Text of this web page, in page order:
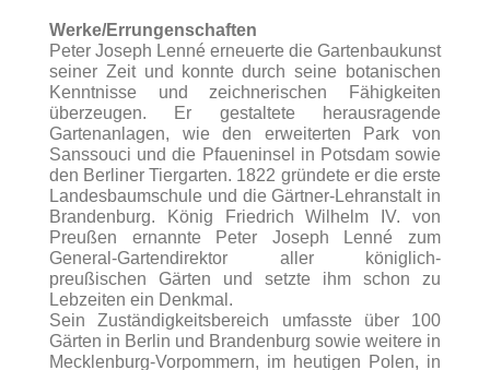
Werke/Errungenschaften
Peter Joseph Lenné erneuerte die Gartenbaukunst
seiner Zeit und
konnte durch seine botanischen
Kenntnisse und zeichnerischen Fähigkeiten
überzeugen. Er gestaltete herausragende
Gartenanlagen, wie den erweiterten Park von
Sanssouci und die Pfaueninsel in Potsdam sowie
den Berliner Tiergarten. 1822 gründete er die erste
Landesbaumschule und die Gärtner-Lehranstalt in
Brandenburg. König Friedrich Wilhelm IV. von
Preußen ernannte Peter Joseph Lenné zum
General-Gartendirektor aller königlich-
preußischen Gärten und setzte ihm schon zu
Lebzeiten ein Denkmal.
Sein Zuständigkeitsbereich umfasste über 100
Gärten in Berlin und Brandenburg sowie weitere in
Mecklenburg-Vorpommern, im heutigen Polen, in